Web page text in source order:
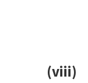
(viii)